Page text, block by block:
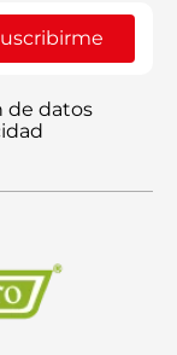
de datos